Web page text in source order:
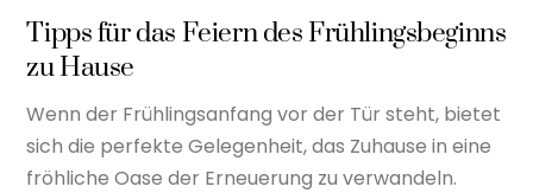
Tipps für das Feiern des Frühlingsbeginns
zu Hause
Wenn der Frühlingsanfang vor der Tür steht, bietet
sich die perfekte Gelegenheit, das Zuhause in eine
fröhliche Oase der Erneuerung zu verwandeln.